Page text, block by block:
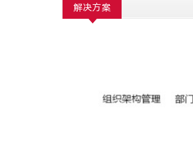
解决方案